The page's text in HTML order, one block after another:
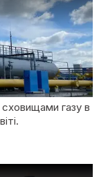
сховищами газу в